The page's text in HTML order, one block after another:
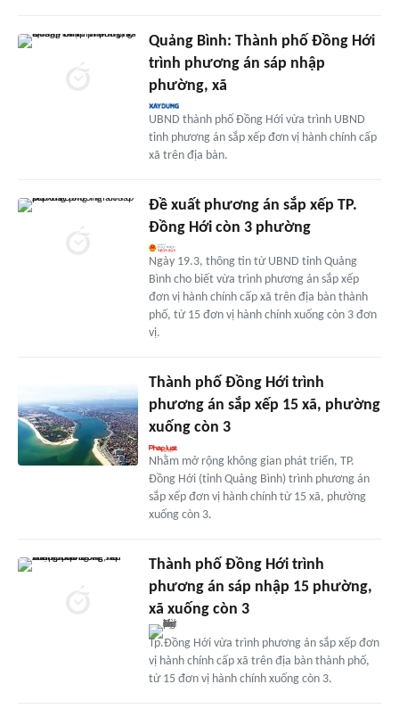
Quảng Bình: Thành phố Đồng Hới
trình phương án sáp nhập
phường, xã
UBND thành phố Đồng Hới vừa trình UBND
tỉnh phương án sắp xếp đơn vị hành chính cấp
xã trên địa bàn.
Đề xuất phương án sắp xếp TP.
Đồng Hới còn 3 phường
Ngày 19.3, thông tin từ UBND tỉnh Quảng
Bình cho biết vừa trình phương án sắp xếp
đơn vị hành chính cấp xã trên địa bàn thành
phố, từ 15 đơn vị hành chính xuống còn 3 đơn
vị.
Thành phố Đồng Hới trình
phương án sắp xếp 15 xã, phường
xuống còn 3
Nhằm mở rộng không gian phát triển, TP.
Đồng Hới (tỉnh Quảng Bình) trình phương án
sắp xếp đơn vị hành chính từ 15 xã, phường
xuống còn 3.
Thành phố Đồng Hới trình
phương án sáp nhập 15 phường,
xã xuống còn 3
Tp.Đồng Hới vừa trình phương án sắp xếp đơn
vị hành chính cấp xã trên địa bàn thành phố,
từ 15 đơn vị hành chính xuống còn 3.